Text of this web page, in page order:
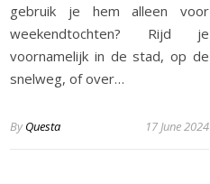
gebruik je hem alleen voor
weekendtochten? Rijd je
voornamelijk in de stad, op de
snelweg, of over…
ByQuesta 17 June 2024